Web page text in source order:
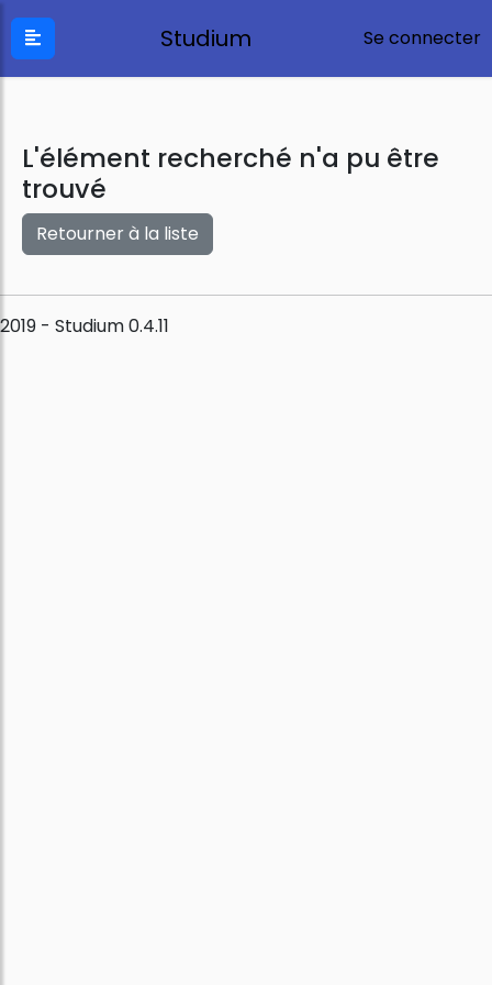
Studium Se connecter
L'élément recherché n'a pu être
trouvé
Retourner à la liste
2019 - Studium 0.4.11